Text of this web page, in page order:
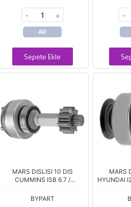
- +
AD
Sepete Ekle
-
MARS DISLISI 10 DIS
CUMMINS ISB 6.7 /
/ TOYOTA / ISUZU /
BYPART
MARS
HYUNDAI
CRDI -